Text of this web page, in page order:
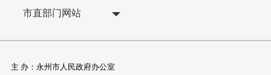
市直部门网站
主 办：永州市人民政府办公室